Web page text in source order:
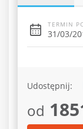
TERMIN
31/03/
Udostępnij:
od